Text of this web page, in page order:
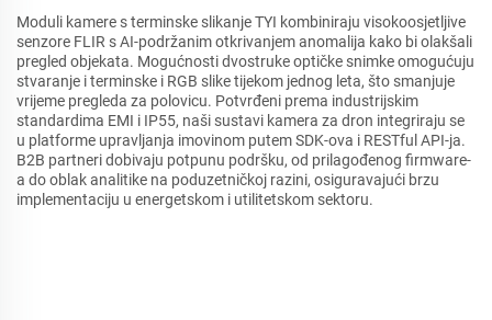
Moduli kamere s terminske slikanje TYI kombiniraju visokoosjetljive
senzore FLIR s AI-podržanim otkrivanjem anomalija kako bi olakšali
pregled objekata. Mogućnosti dvostruke optičke snimke omogućuju
stvaranje i terminske i RGB slike tijekom jednog leta, što smanjuje
vrijeme pregleda za polovicu. Potvrđeni prema industrijskim
standardima EMI i IP55, naši sustavi kamera za dron integriraju se
u platforme upravljanja imovinom putem SDK-ova i RESTful API-ja.
B2B partneri dobivaju potpunu podršku, od prilagođenog firmware-
a do oblak analitike na poduzetničkoj razini, osiguravajući brzu
implementaciju u energetskom i utilitetskom sektoru.